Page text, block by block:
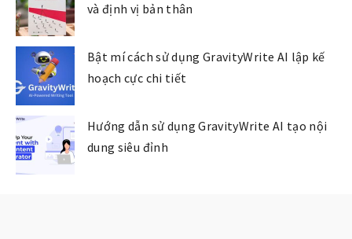
và định vị bản thân
Bật mí cách sử dụng GravityWrite AI lập kế
hoạch cực chi tiết
Hướng dẫn sử dụng GravityWrite AI tạo nội
dung siêu đỉnh